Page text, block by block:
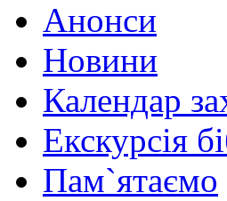
Анонси
Новини
Календар
Екскурсія
Пам`ятаємо